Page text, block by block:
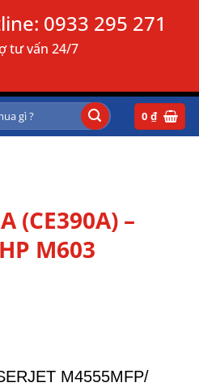
0933 295 271
tư vấn 24/7
0₫
(CE390A) –
M603
M4555MFP/